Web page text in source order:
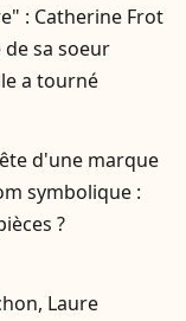
: Catherine Frot
sa soeur
a tourné
d'une marque
symbolique :
?
Laure